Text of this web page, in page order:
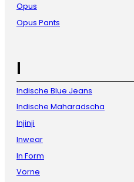
Opus
Opus Pants
I
Indische Blue Jeans
Indische Maharadscha
Injinji
Inwear
In Form
Vorne